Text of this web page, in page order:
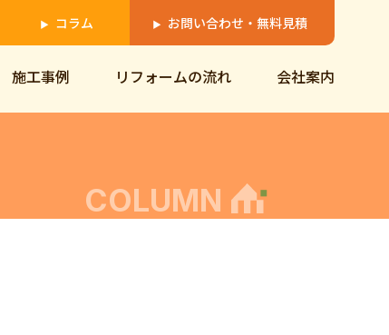
▶ コラム ▶ お問い合わせ・無料見積
施工事例 リフォームの流れ 会社案内
COLUMN